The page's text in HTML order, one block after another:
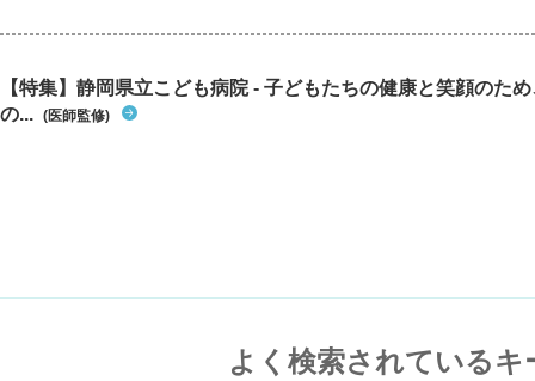
【特集】静岡県立こども病院 - 子どもたちの健康と笑顔のた
の... (医師監修)
よく検索されているキ